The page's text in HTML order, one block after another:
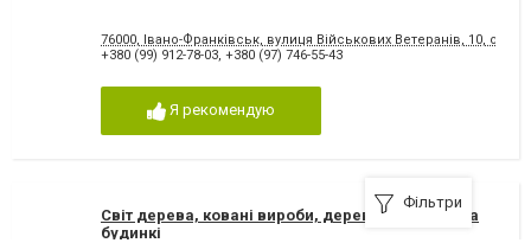
76000, Івано-Франківськ, вулиця Військових Ветеранів, 10, офіс 2
+380 (99) 912-78-03, +380 (97) 746-55-43
Я рекомендую
Світ дерева, ковані вироби, дерев'яні вироби та
будинкі
Фільтри